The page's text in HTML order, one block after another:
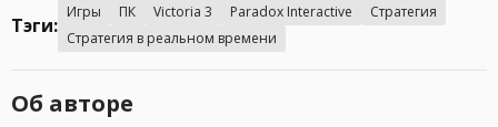
Тэги:
Игры ПК Victoria 3 Paradox Interactive
Стратегия
Стратегия в реальном времени
Об авторе